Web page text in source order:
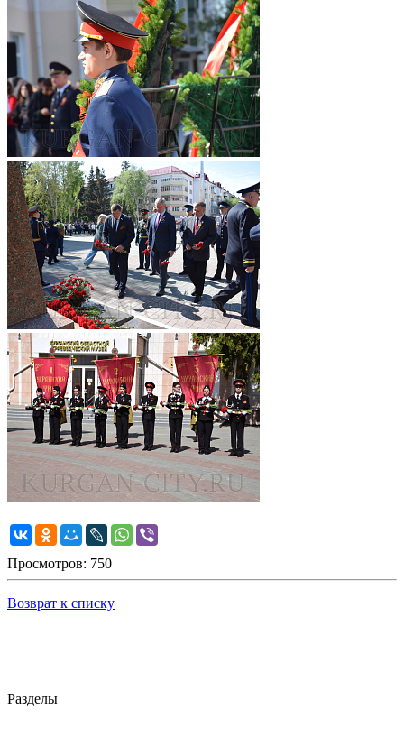
Просмотров: 750
Возврат к списку
Разделы